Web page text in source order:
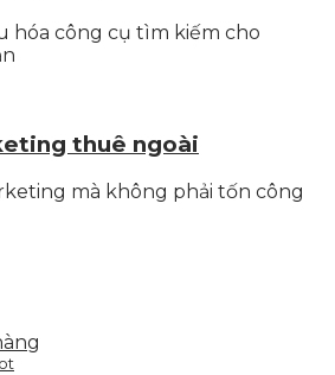
hóa công cụ tìm kiếm cho
thuê ngoài
mà không phải tốn công